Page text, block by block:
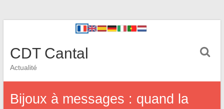
CDT Cantal
Actualité
Bijoux à messages : quand la